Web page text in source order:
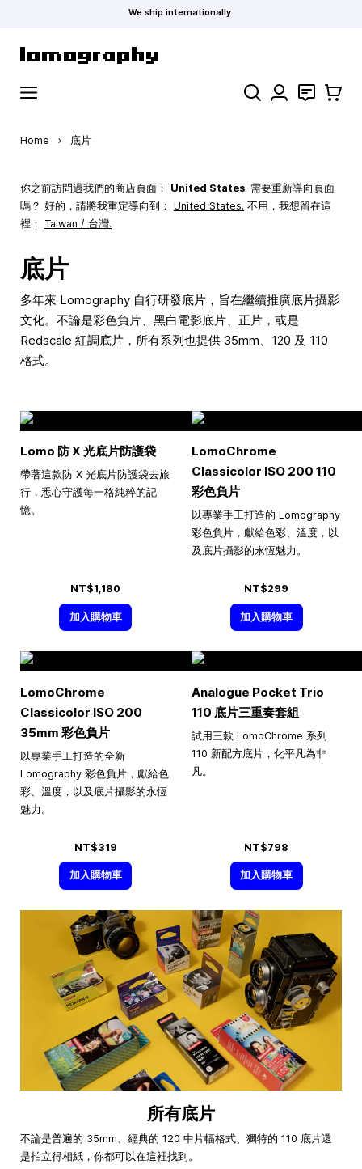
We ship internationally.
Search 聯絡 購物車
Home › 底片
你之前訪問過我們的商店頁面： United States. 需要重新導向頁面
嗎？ 好的，請將我重定導向到： United States. 不用，我想留在這
裡： Taiwan / 台灣.
底片
多年來 Lomography 自行研發底片，旨在繼續推廣底片攝影
文化。不論是彩色負片、黑白電影底片、正片，或是
Redscale 紅調底片，所有系列也提供 35mm、120 及 110
格式。
Lomo 防 X 光底片防護袋
帶著這款防 X 光底片防護袋去旅
行，悉心守護每一格純粹的記
憶。
NT$1,180
加入購物車
LomoChrome
Classicolor ISO 200 110
彩色負片
以專業手工打造的 Lomography
彩色負片，獻給色彩、溫度，以
及底片攝影的永恆魅力。
NT$299
加入購物車
LomoChrome
Classicolor ISO 200
35mm 彩色負片
以專業手工打造的全新
Lomography 彩色負片，獻給色
彩、溫度，以及底片攝影的永恆
魅力。
NT$319
加入購物車
Analogue Pocket Trio
110 底片三重奏套組
試用三款 LomoChrome 系列
110 新配方底片，化平凡為非
凡。
NT$798
加入購物車
所有底片
不論是普遍的 35mm、經典的 120 中片幅格式、獨特的 110 底片還
是拍立得相紙，你都可以在這裡找到。